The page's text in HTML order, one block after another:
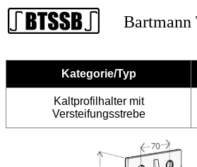
Bartmann
Kategorie/Typ
Kaltprofilhalter mit
Versteifungsstrebe